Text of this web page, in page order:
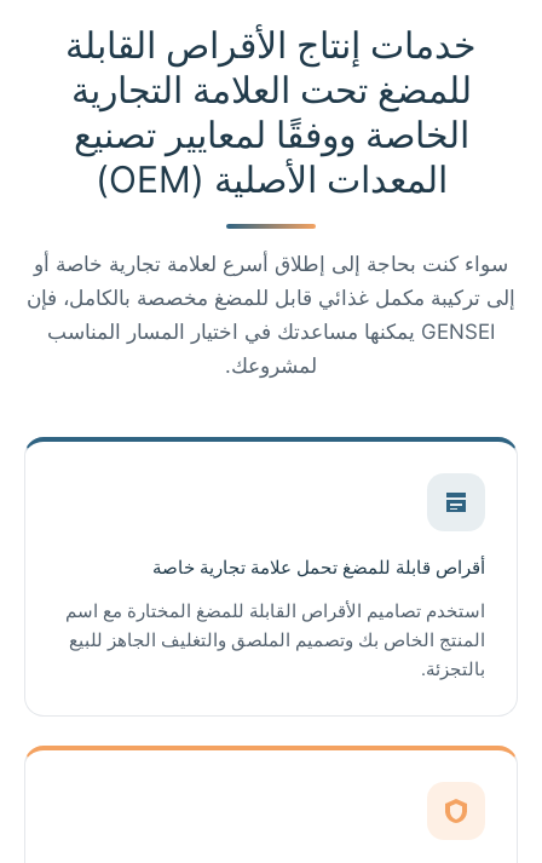
خدمات إنتاج الأقراص القابلة
للمضغ تحت العلامة التجارية
الخاصة ووفقًا لمعايير تصنيع
المعدات الأصلية (OEM)
سواء كنت بحاجة إلى إطلاق أسرع لعلامة تجارية خاصة أو
إلى تركيبة مكمل غذائي قابل للمضغ مخصصة بالكامل، فإن
GENSEI يمكنها مساعدتك في اختيار المسار المناسب
لمشروعك.
أقراص قابلة للمضغ تحمل علامة تجارية خاصة
استخدم تصاميم الأقراص القابلة للمضغ المختارة مع اسم
المنتج الخاص بك وتصميم الملصق والتغليف الجاهز للبيع
بالتجزئة.